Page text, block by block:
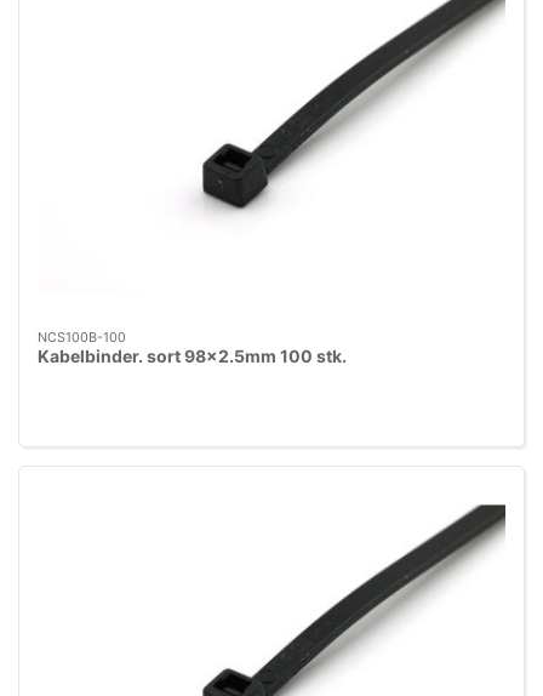
NCS100B-100
Kabelbinder. sort 98x2.5mm 100 stk.